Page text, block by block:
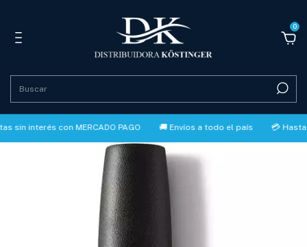
0
con MERCADO PAGO 🚚 Envíos a todo el país 💳 Hasta 3